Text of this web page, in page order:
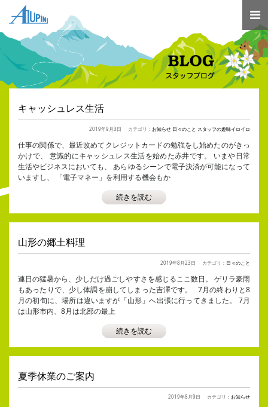
キャッシュレス生活
2019年9月3日 カテゴリ： お知らせ 日々のこと スタッフの趣味イロイロ
仕事の関係で、最近改めてクレジットカードの勉強をし始めたのがきっ
かけで、 意識的にキャッシュレス生活を始めた赤井です。 いまや日常
生活やビジネスにおいても、 あらゆるシーンで電子決済が可能になって
いますし、 「電子マネー」を利用する機会もか
続きを読む
山形の郷土料理
2019年8月23日 カテゴリ： 日々のこと
連日の猛暑から、少しだけ過ごしやすさを感じるここ数日。 ゲリラ豪雨
もあったりで、少し体調を崩してしまった吉澤です。 7月の終わりと8
月の初旬に、場所は違いますが「山形」へ出張に行ってきました。 7月
は山形市内、8月は北部の最上
続きを読む
夏季休業のご案内
2019年8月9日 カテゴリ： お知らせ